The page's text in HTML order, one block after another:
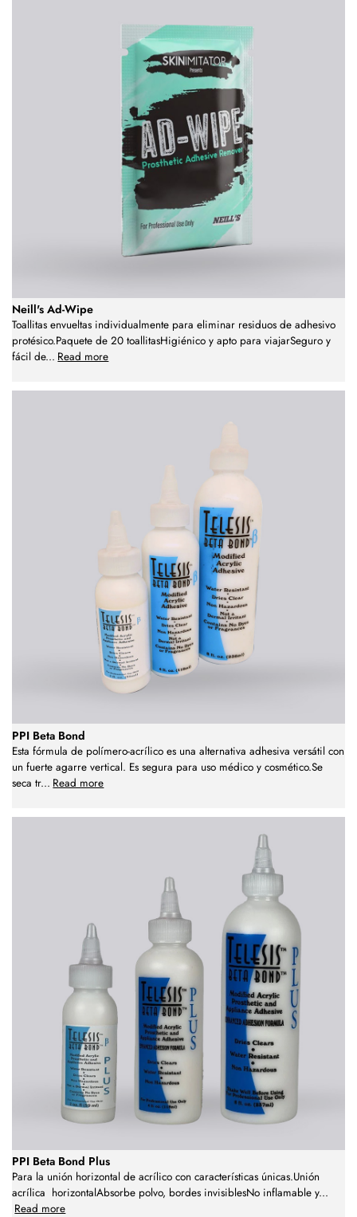
Neill's Ad-Wipe
Toallitas envueltas individualmente para eliminar residuos de adhesivo
protésico.Paquete de 20 toallitasHigiénico y apto para viajarSeguro y
fácil de... Read more
PPI Beta Bond
Esta fórmula de polímero-acrílico es una alternativa adhesiva versátil con
un fuerte agarre vertical. Es segura para uso médico y cosmético.Se
seca tr... Read more
PPI Beta Bond Plus
Para la unión horizontal de acrílico con características únicas.Unión
acrílica horizontalAbsorbe polvo, bordes invisiblesNo inflamable y...
Read more